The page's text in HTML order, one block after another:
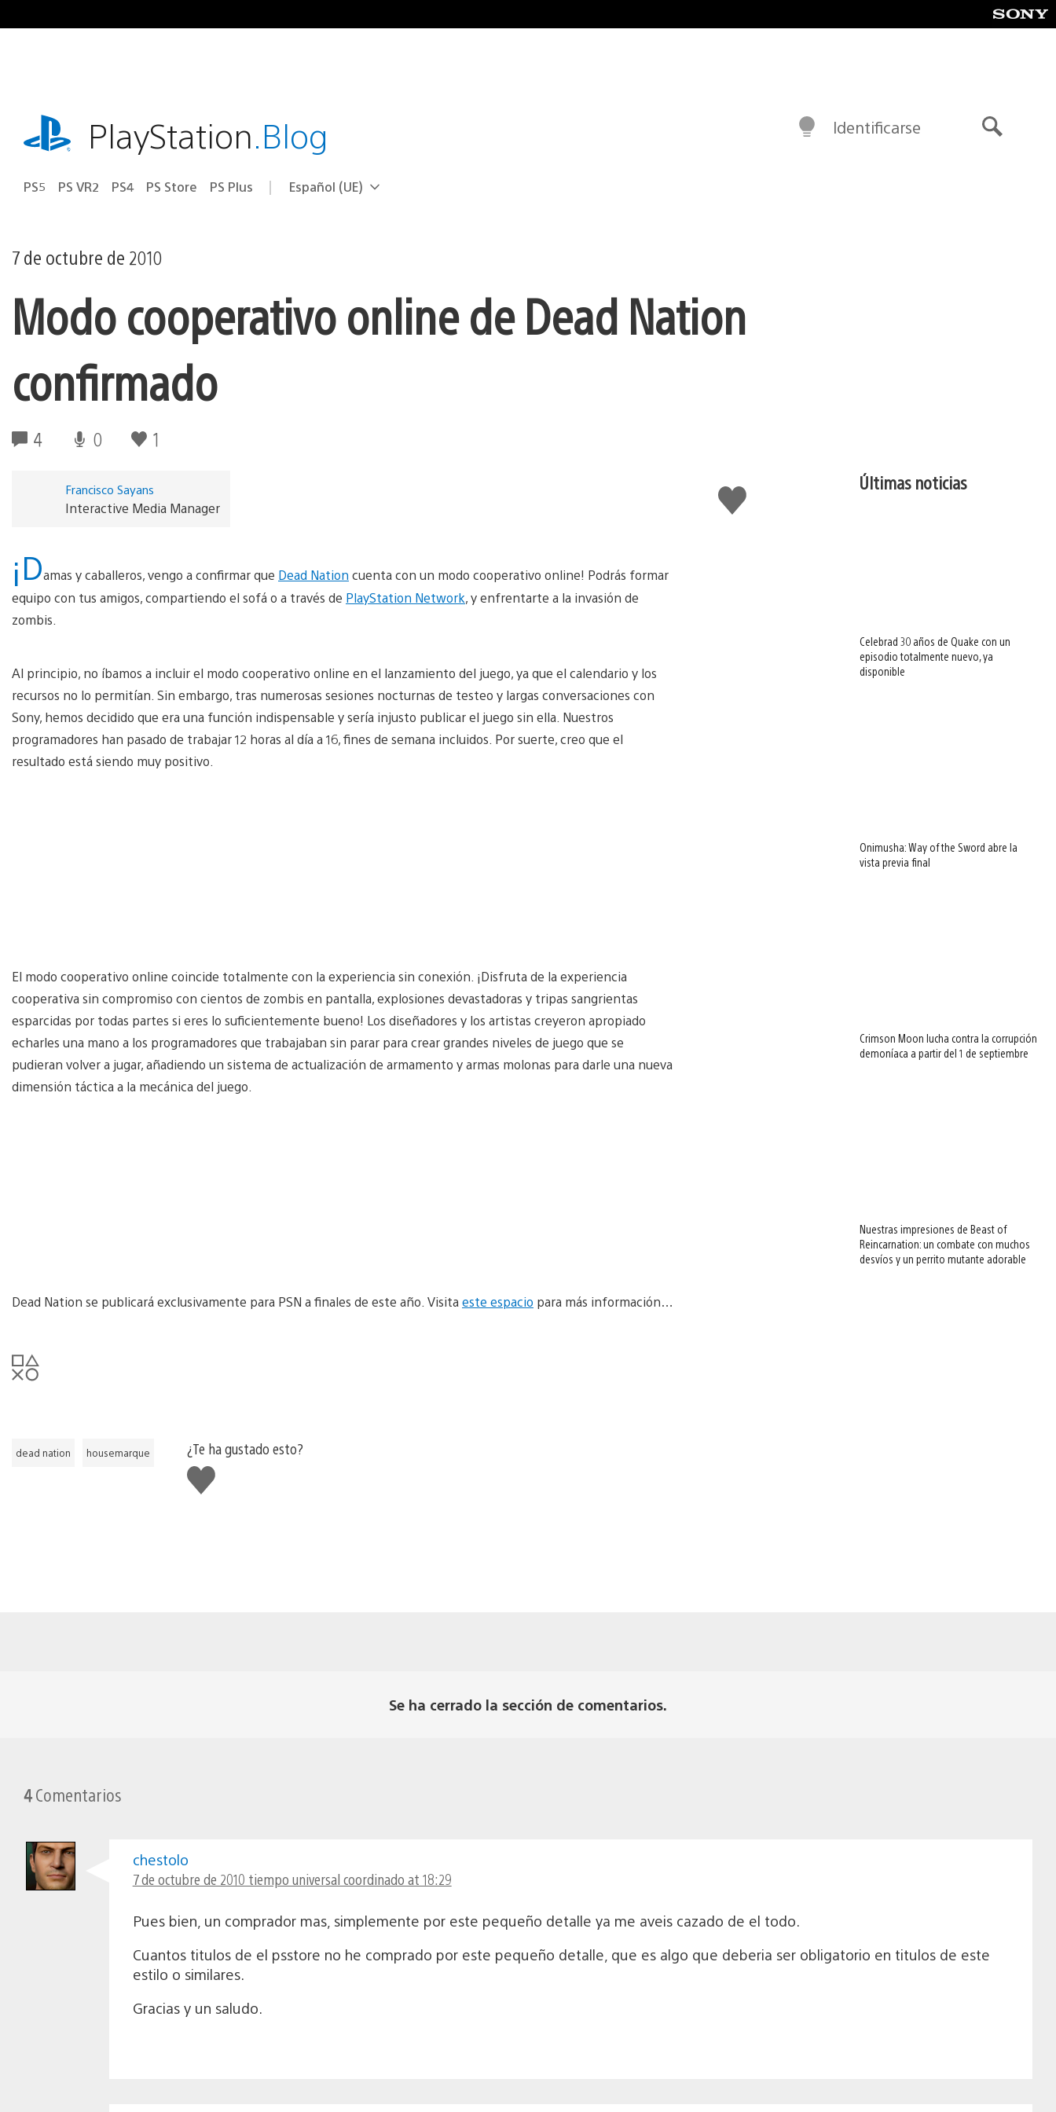
al
playstation.comPlayStation.Blog
PS5 PS VR2 PS4 PS Store PS Plus Selecciona
Región
Español (UE)
Identificarse
7 de octubre de 2010
Modo cooperativo online de Dead Nation
confirmado
4 0 1
Me
gusta
Francisco Sayans
Interactive Media Manager
¡Damas y caballeros, vengo a confirmar que Dead Nation cuenta con un modo cooperativo online! Podrás formar
equipo con tus amigos, compartiendo el sofá o a través de PlayStation Network, y enfrentarte a la invasión de
zombis.
Al principio, no íbamos a incluir el modo cooperativo online en el lanzamiento del juego, ya que el calendario y los
recursos no lo permitían. Sin embargo, tras numerosas sesiones nocturnas de testeo y largas conversaciones con
Sony, hemos decidido que era una función indispensable y sería injusto publicar el juego sin ella. Nuestros
programadores han pasado de trabajar 12 horas al día a 16, fines de semana incluidos. Por suerte, creo que el
resultado está siendo muy positivo.
El modo cooperativo online coincide totalmente con la experiencia sin conexión. ¡Disfruta de la experiencia
cooperativa sin compromiso con cientos de zombis en pantalla, explosiones devastadoras y tripas sangrientas
esparcidas por todas partes si eres lo suficientemente bueno! Los diseñadores y los artistas creyeron apropiado
echarles una mano a los programadores que trabajaban sin parar para crear grandes niveles de juego que se
pudieran volver a jugar, añadiendo un sistema de actualización de armamento y armas molonas para darle una nueva
dimensión táctica a la mecánica del juego.
Dead Nation se publicará exclusivamente para PSN a finales de este año. Visita este espacio para más información…
dead nation housemarque
¿Te ha gustado esto?
Me
gusta
Últimas noticias
Celebrad 30 años de Quake con un
episodio totalmente nuevo, ya
disponible
Onimusha: Way of the Sword abre la
vista previa final
Crimson Moon lucha contra la corrupción
demoníaca a partir del 1 de septiembre
Nuestras impresiones de Beast of
Reincarnation: un combate con muchos
desvíos y un perrito mutante adorable
Se ha cerrado la sección de comentarios.
4Comentarios
chestolo
7 de octubre de 2010 tiempo universal coordinado at 18:29
Pues bien, un comprador mas, simplemente por este pequeño detalle ya me aveis cazado de el todo.
Cuantos titulos de el psstore no he comprado por este pequeño detalle, que es algo que deberia ser obligatorio en titulos de este
estilo o similares.
Gracias y un saludo.